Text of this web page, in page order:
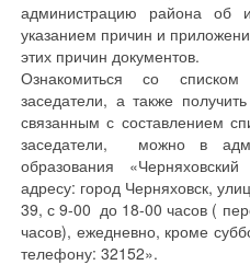
администрацию района об
указанием причин и
этих причин документов.
Ознакомиться со
заседатели, а также
связанным с составлением
заседатели, можно в
образования
адресу: город Черняховск,
39, с 9-00 до 18-00 часов (
часов), ежедневно, кроме
телефону: 32152».